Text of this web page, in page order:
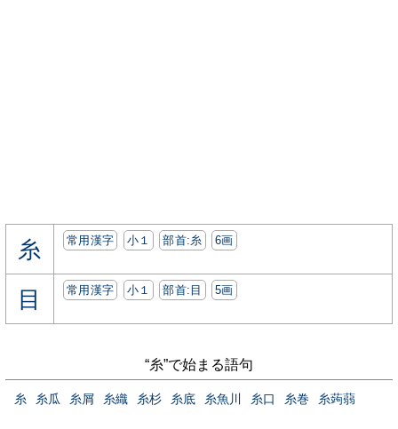
糸 常用漢字 小１ 部首:⽷ 6画
目 常用漢字 小１ 部首:⽬ 5画
“糸”で始まる語句
糸 糸瓜 糸屑 糸織 糸杉 糸底 糸魚川 糸口 糸巻 糸蒟蒻